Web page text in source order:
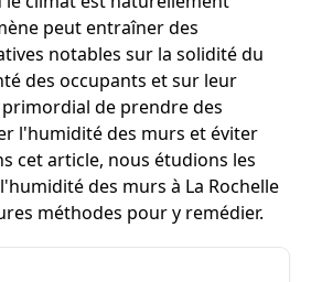
peut entraîner des
notables sur la solidité du
des occupants et sur leur
de prendre des
l'humidité des murs et éviter
cet article, nous étudions les
des murs à La Rochelle
méthodes pour y remédier.